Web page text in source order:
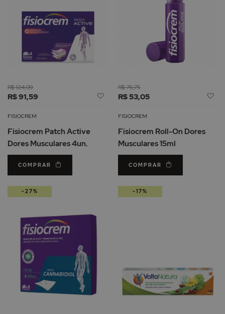
R$ 91,59
R$ 124,09
Adicionar
Lista
Desejos
FISIOCREM
Fisiocrem Patch Active
Dores Musculares 4un.
COMPRAR
R$ 53,05
R$ 76,75
FISIOCREM
Fisiocrem Roll-On Dores
Musculares 15ml
COMPRAR
-27% -17%